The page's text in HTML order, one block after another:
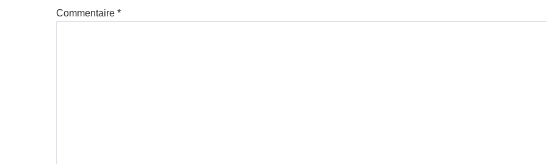
Commentaire *